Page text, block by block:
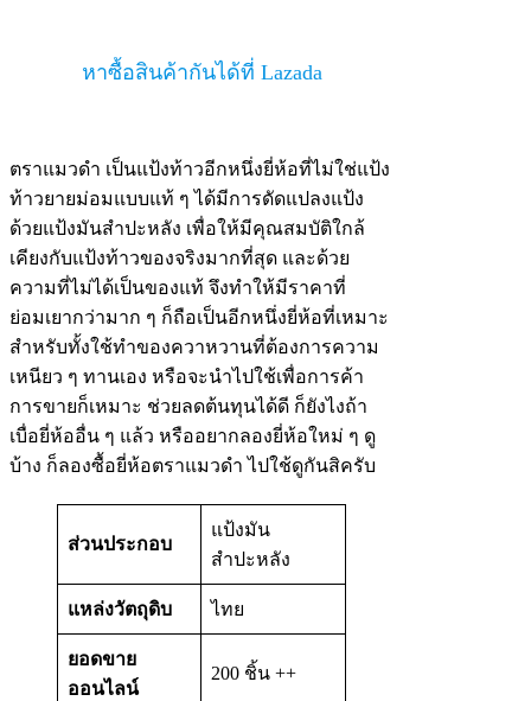
หาซื้อสินค้ากันได้ที่ Lazada
ตราแมวดำ เป็นแป้งท้าวอีกหนึ่งยี่ห้อที่ไม่ใช่แป้ง
ท้าวยายม่อมแบบแท้ ๆ ได้มีการดัดแปลงแป้ง
ด้วยแป้งมันสำปะหลัง เพื่อให้มีคุณสมบัติใกล้
เคียงกับแป้งท้าวของจริงมากที่สุด และด้วย
ความที่ไม่ได้เป็นของแท้ จึงทำให้มีราคาที่
ย่อมเยากว่ามาก ๆ ก็ถือเป็นอีกหนึ่งยี่ห้อที่เหมาะ
สำหรับทั้งใช้ทำของควาหวานที่ต้องการความ
เหนียว ๆ ทานเอง หรือจะนำไปใช้เพื่อการค้า
การขายก็เหมาะ ช่วยลดต้นทุนได้ดี ก็ยังไงถ้า
เบื่อยี่ห้ออื่น ๆ แล้ว หรืออยากลองยี่ห้อใหม่ ๆ ดู
บ้าง ก็ลองซื้อยี่ห้อตราแมวดำ ไปใช้ดูกันสิครับ
ส่วนประกอบ
แป้งมัน
สำปะหลัง
แหล่งวัตถุดิบ ไทย
ยอดขาย
ออนไลน์
200 ชิ้น ++